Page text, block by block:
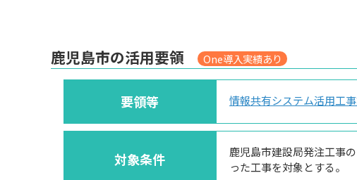
鹿児島市の活用要領 One導入実績あり
要領等 情報共有システム活用工
対象条件
鹿児島市建設局発注工事
った工事を対象とする。